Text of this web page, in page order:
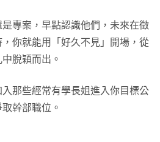
專案，早點認識他們，未來在徵
你就能用「好久不見」開場，從
脫穎而出。
那些經常有學長姐進入你目標公
幹部職位。